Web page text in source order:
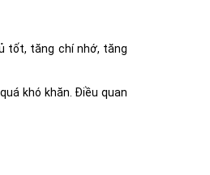
tốt, tăng chí nhớ, tăng
khó khăn. Điều quan